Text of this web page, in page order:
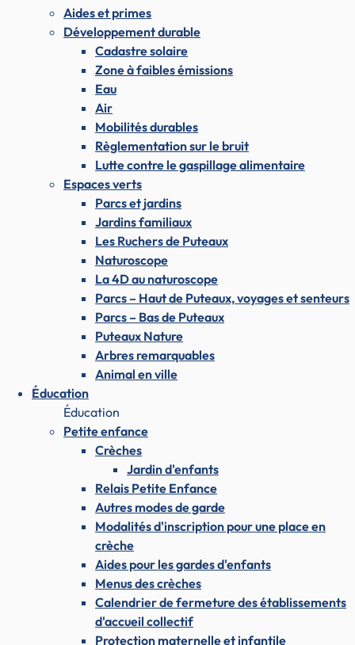
Aides et primes
Développement durable
Cadastre solaire
Zone à faibles émissions
Eau
Air
Mobilités durables
Règlementation sur le bruit
Lutte contre le gaspillage alimentaire
Espaces verts
Parcs et jardins
Jardins familiaux
Les Ruchers de Puteaux
Naturoscope
La 4D au naturoscope
Parcs – Haut de Puteaux, voyages et senteurs
Parcs – Bas de Puteaux
Puteaux Nature
Arbres remarquables
Animal en ville
Éducation
Éducation
Petite enfance
Crèches
Jardin d'enfants
Relais Petite Enfance
Autres modes de garde
Modalités d'inscription pour une place en
crèche
Aides pour les gardes d'enfants
Menus des crèches
Calendrier de fermeture des établissements
d'accueil collectif
Protection maternelle et infantile